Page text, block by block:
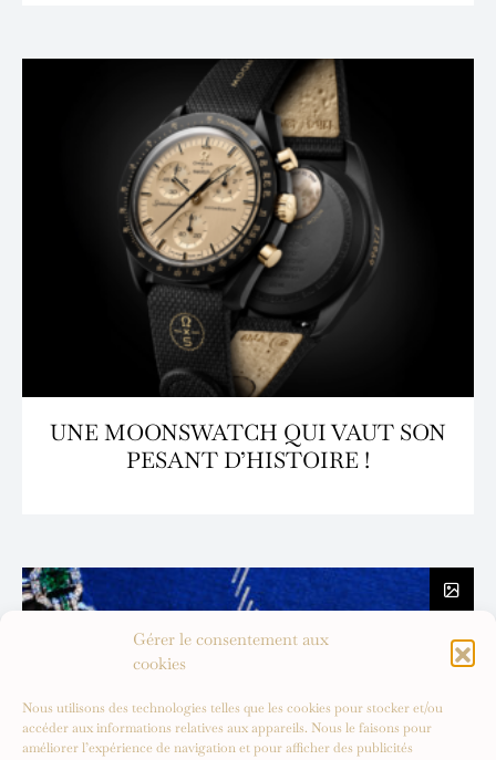
Gérer le consentement aux
cookies
Nous utilisons des technologies telles que les cookies pour stocker et/ou
accéder aux informations relatives aux appareils. Nous le faisons pour
améliorer l’expérience de navigation et pour afficher des publicités
UNE MOONSWATCH QUI VAUT SON
PESANT D’HISTOIRE !